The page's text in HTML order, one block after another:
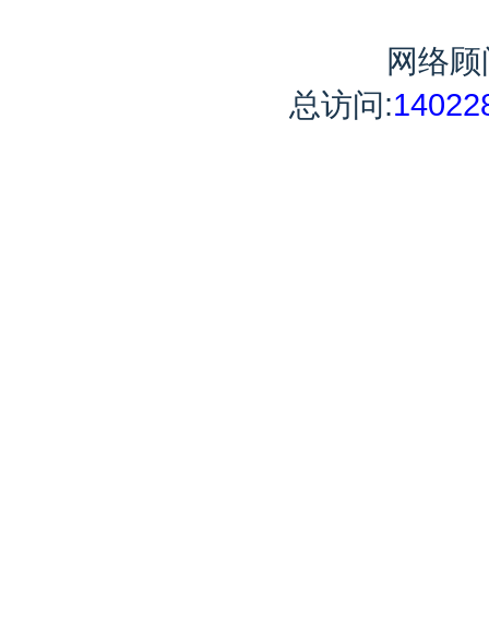
网络
总访问: